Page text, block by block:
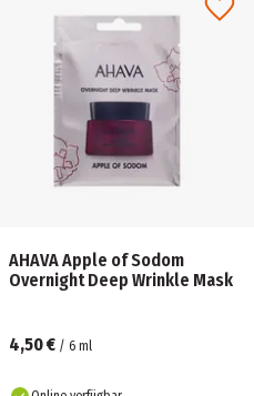
AHAVA Apple of Sodom
Overnight Deep Wrinkle Mask
4,50 € / 6 ml